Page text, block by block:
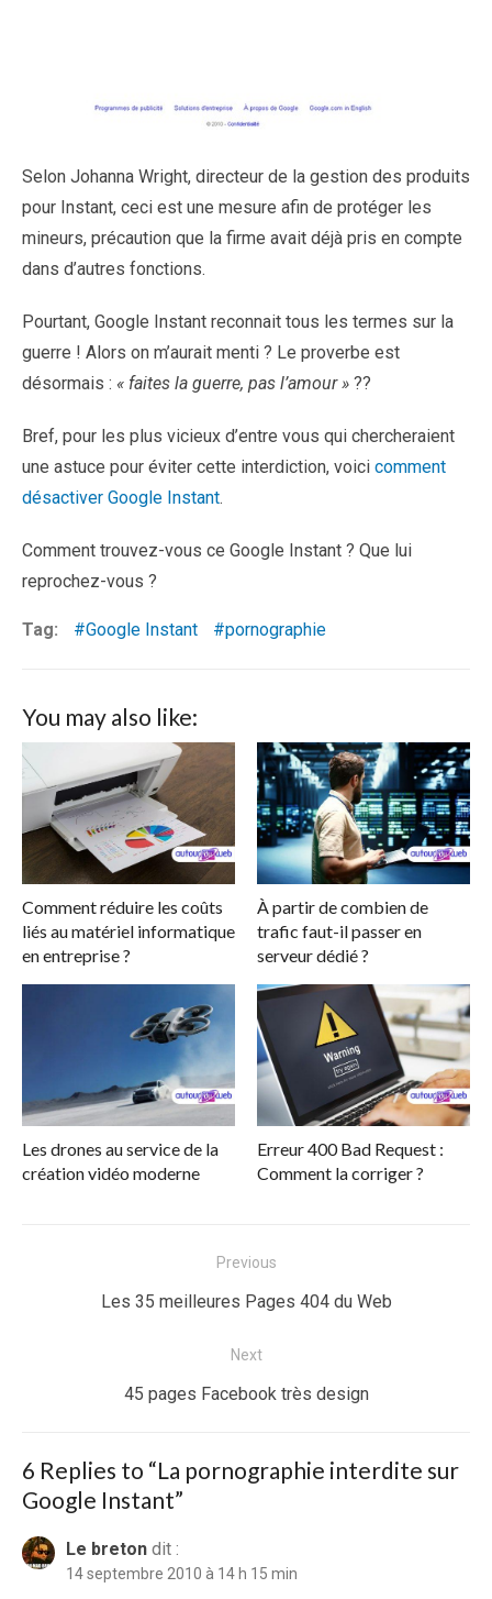
Selon Johanna Wright, directeur de la gestion des produits
pour Instant, ceci est une mesure afin de protéger les
mineurs, précaution que la firme avait déjà pris en compte
dans d’autres fonctions.
Pourtant, Google Instant reconnait tous les termes sur la
guerre ! Alors on m’aurait menti ? Le proverbe est
désormais : « faites la guerre, pas l’amour » ??
Bref, pour les plus vicieux d’entre vous qui chercheraient
une astuce pour éviter cette interdiction, voici comment
désactiver Google Instant.
Comment trouvez-vous ce Google Instant ? Que lui
reprochez-vous ?
Tag: Google Instant pornographie
You may also like:
Comment réduire les coûts
liés au matériel informatique
en entreprise ?
À partir de combien de
trafic faut-il passer en
serveur dédié ?
Les drones au service de la
création vidéo moderne
Erreur 400 Bad Request :
Comment la corriger ?
Previous
Previous
Les 35 meilleures Pages 404 du Web
Next
Next
45 pages Facebook très design
6 Replies to “La pornographie interdite sur
Google Instant”
Le breton dit :
14 septembre 2010 à 14 h 15 min